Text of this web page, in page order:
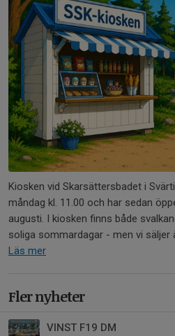
Kiosken vid Skarsättersbadet i
måndag kl. 11.00 och har sedan
augusti. I kiosken finns både
soliga sommardagar - men vi säljer
Läs mer
Fler nyheter
VINST F19 DM